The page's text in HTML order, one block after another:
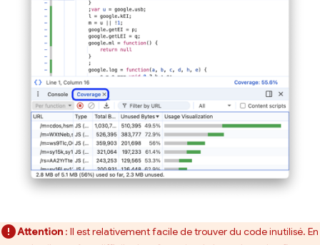
Attention : Il est relativement facile de trouver du code inutilisé. En